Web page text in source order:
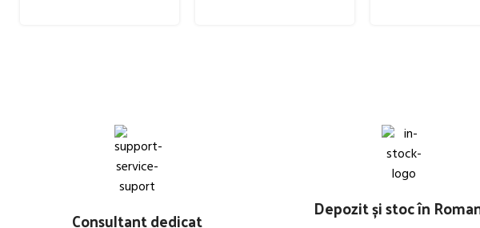
Consultant dedicat Depozit și stoc în